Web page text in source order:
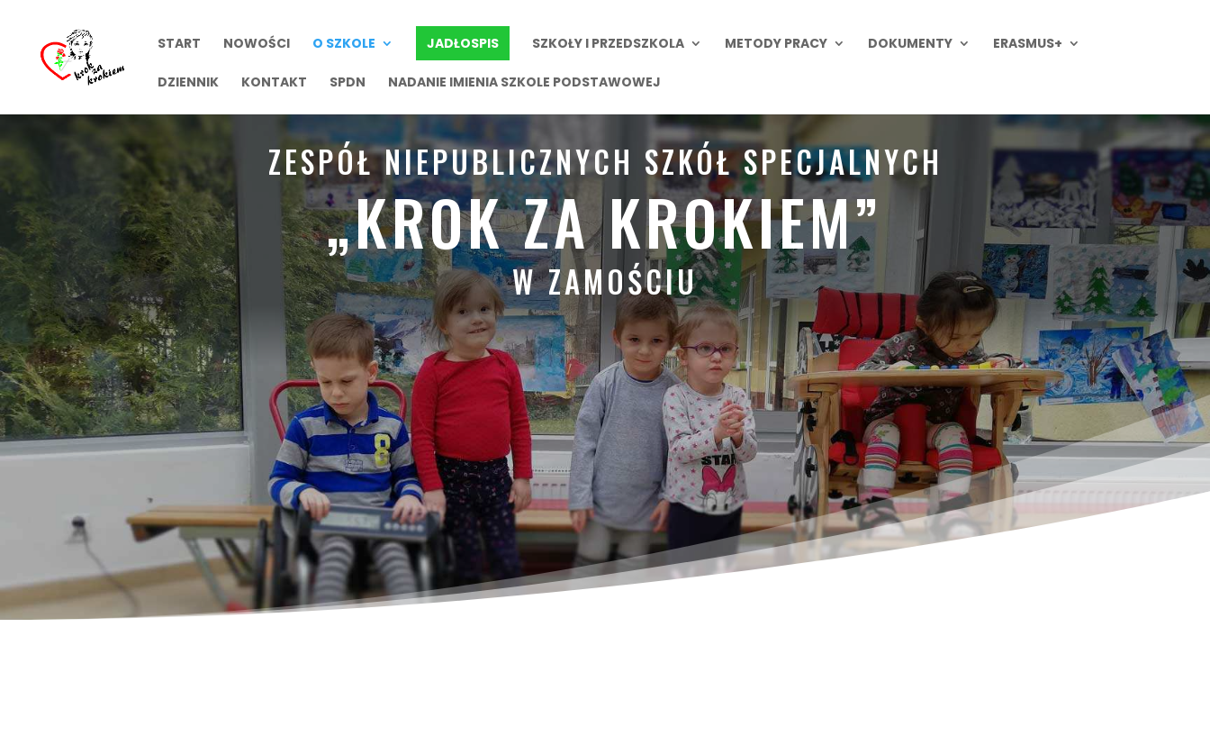
START NOWOŚCI O SZKOLE JADŁOSPIS SZKOŁY I PRZEDSZKOLA METODY PRACY DOKUMENTY ERASMUS+
DZIENNIK KONTAKT SPDN NADANIE IMIENIA SZKOLE PODSTAWOWEJ
ZESPÓŁ NIEPUBLICZNYCH SZKÓŁ SPECJALNYCH
„KROK ZA KROKIEM”
W ZAMOŚCIU